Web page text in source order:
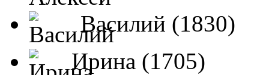
Василий (1830)
Ирина (1705)